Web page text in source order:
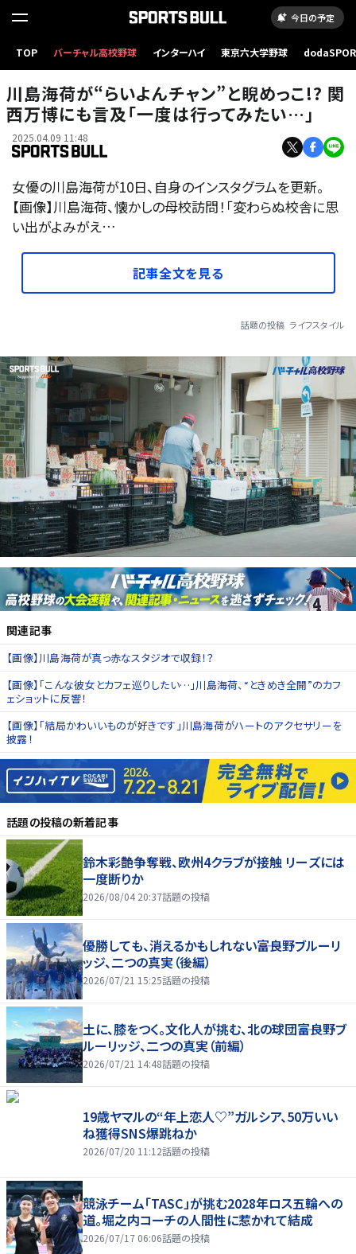
今日の予定
TOP バーチャル高校野球 インターハイ 東京六大学野球
川島海荷が“らいよんチャン”と睨めっこ!? 関
西万博にも言及「一度は行ってみたい…」
2025.04.09 11:48
女優の川島海荷が10日、自身のインスタグラムを更新。
【画像】川島海荷、懐かしの母校訪問！「変わらぬ校舎に思
い出がよみがえ…
記事全文を見る
話題の投稿 ライフスタイル
関連記事
【画像】川島海荷が真っ赤なスタジオで収録！？
【画像】「こんな彼女とカフェ巡りしたい…」川島海荷、“ときめき全開”のカフ
ェショットに反響！
【画像】「結局かわいいものが好きです」川島海荷がハートのアクセサリーを
披露！
話題の投稿の新着記事
鈴木彩艶争奪戦、欧州4クラブが接触 リーズには
一度断りか
2026/08/04 20:37話題の投稿
優勝しても、消えるかもしれない――富良野ブルーリ
ッジ、二つの真実（後編）
2026/07/21 15:25話題の投稿
土に、膝をつく。文化人が挑む、北の球団――富良野ブ
ルーリッジ、二つの真実（前編）
2026/07/21 14:48話題の投稿
19歳ヤマルの“年上恋人♡”ガルシア、50万いい
ね獲得SNS爆跳ねか
2026/07/20 11:12話題の投稿
競泳チーム「TASC」が挑む2028年ロス五輪への
道。堀之内コーチの人間性に惹かれて結成
2026/07/17 06:06話題の投稿